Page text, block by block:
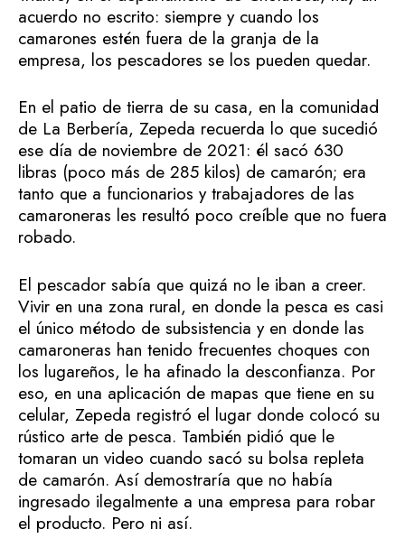
acuerdo no escrito: siempre y cuando los
camarones estén fuera de la granja de la
empresa, los pescadores se los pueden quedar.
En el patio de tierra de su casa, en la comunidad
de La Berbería, Zepeda recuerda lo que sucedió
ese día de noviembre de 2021: él sacó 630
libras (poco más de 285 kilos) de camarón; era
tanto que a funcionarios y trabajadores de las
camaroneras les resultó poco creíble que no fuera
robado.
El pescador sabía que quizá no le iban a creer.
Vivir en una zona rural, en donde la pesca es casi
el único método de subsistencia y en donde las
camaroneras han tenido frecuentes choques con
los lugareños, le ha afinado la desconfianza. Por
eso, en una aplicación de mapas que tiene en su
celular, Zepeda registró el lugar donde colocó su
rústico arte de pesca. También pidió que le
tomaran un video cuando sacó su bolsa repleta
de camarón. Así demostraría que no había
ingresado ilegalmente a una empresa para robar
el producto. Pero ni así.